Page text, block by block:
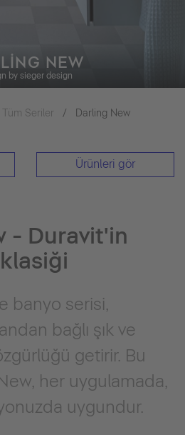
NEW
by sieger design
Tüm Seriler Darling New
Ürünleri gör
- Duravit'in
banyo serisi,
bağlı şık ve
getirir. Bu
her uygulamada,
uygundur.